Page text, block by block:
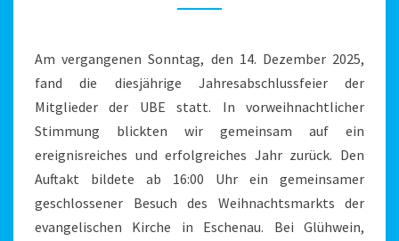
DEZEMBER
Am vergangenen Sonntag, den 14. Dezember 2025,
fand die diesjährige Jahresabschlussfeier der
Mitglieder der UBE statt. In vorweihnachtlicher
Stimmung blickten wir gemeinsam auf ein
ereignisreiches und erfolgreiches Jahr zurück. Den
Auftakt bildete ab 16:00 Uhr ein gemeinsamer
geschlossener Besuch des Weihnachtsmarkts der
evangelischen Kirche in Eschenau. Bei Glühwein,